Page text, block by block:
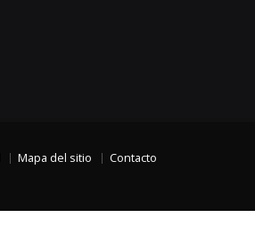
Mapa del sitio Contacto